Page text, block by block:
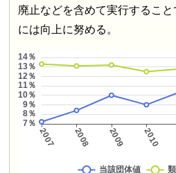
廃止などを含めて実行するこ
には向上に努める。